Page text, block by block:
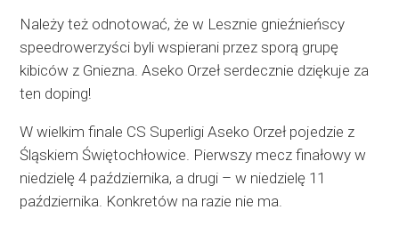
Należy też odnotować, że w Lesznie gnieźnieńscy
speedrowerzyści byli wspierani przez sporą grupę
kibiców z Gniezna. Aseko Orzeł serdecznie dziękuje za
ten doping!
W wielkim finale CS Superligi Aseko Orzeł pojedzie z
Śląskiem Świętochłowice. Pierwszy mecz finałowy w
niedzielę 4 października, a drugi – w niedzielę 11
października. Konkretów na razie nie ma.